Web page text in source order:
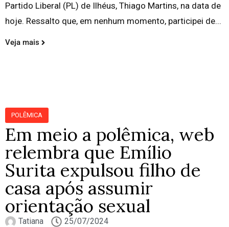
Partido Liberal (PL) de Ilhéus, Thiago Martins, na data de
hoje. Ressalto que, em nenhum momento, participei de...
Veja mais
POLÊMICA
Em meio a polêmica, web
relembra que Emílio
Surita expulsou filho de
casa após assumir
orientação sexual
Tatiana 25/07/2024